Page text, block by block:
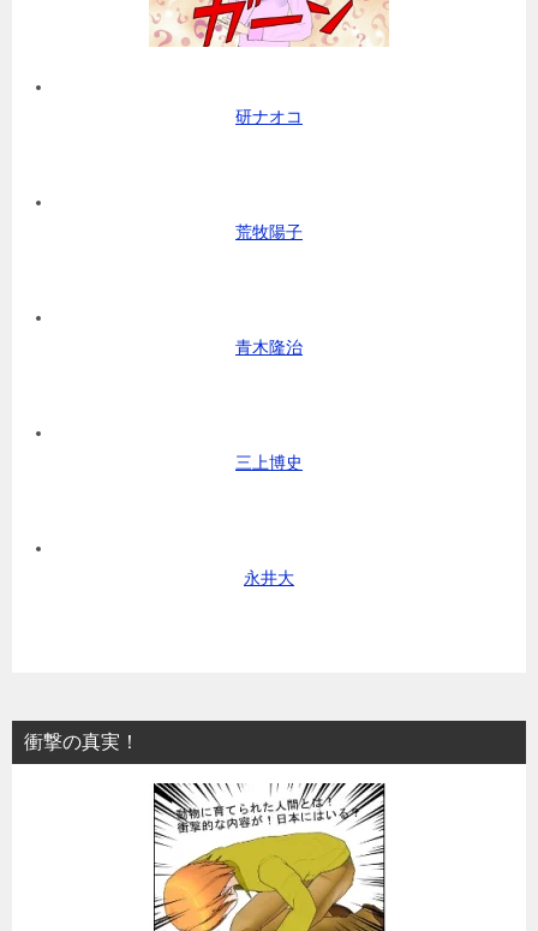
研ナオコ
荒牧陽子
青木隆治
三上博史
永井大
衝撃の真実！